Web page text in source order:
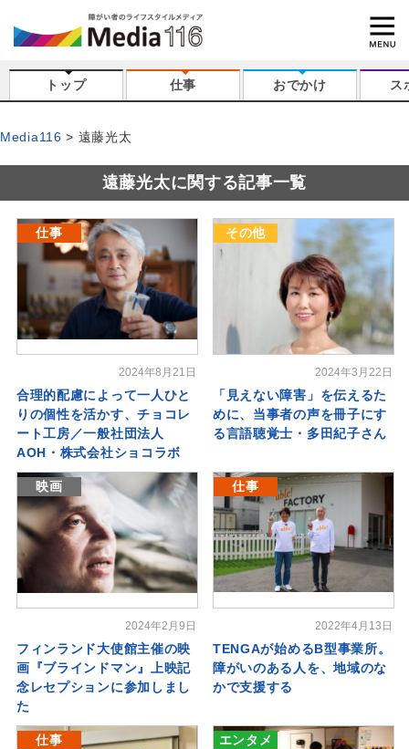
トップ 仕事 おでかけ ス
Media116 遠藤光太
遠藤光太に関する記事一覧
仕事
2024年8月21日
合理的配慮によって一人ひと
りの個性を活かす、チョコレ
ート工房／一般社団法人
AOH・株式会社ショコラボ
その他
2024年3月22日
「見えない障害」を伝えるた
めに、当事者の声を冊子にす
る言語聴覚士・多田紀子さん
映画
2024年2月9日
フィンランド大使館主催の映
画『ブラインドマン』上映記
念レセプションに参加しまし
た
仕事
2022年4月13日
TENGAが始めるB型事業所。
障がいのある人を、地域のな
かで支援する
仕事 エンタメ